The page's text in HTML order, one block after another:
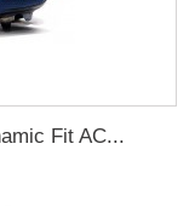
Fit AC...